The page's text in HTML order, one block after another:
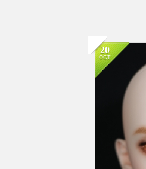
20
OCT